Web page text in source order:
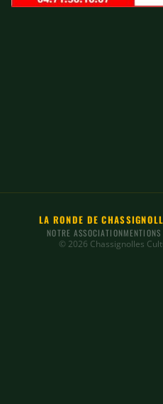
LA RONDE DE
NOTRE ASSOCIATION
© 2026 Chassignolles